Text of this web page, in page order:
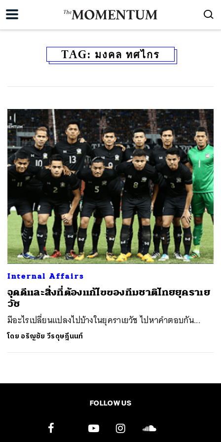
TAG: มงคล ทศไกร
Internal Affairs
จุดดีและสิ่งที่ต้องแก้ไขของทีมชาติไทยยุคราเย
วัช
มีอะไรเปลี่ยนแปลงไปบ้างในยุคราเยวัช ไปหาคำตอบกัน...
โดย อริญชัย วีรดุษฎีนนท์
FOLLOW US
ค้นหา
SHARE TWEET LINE EMAIL